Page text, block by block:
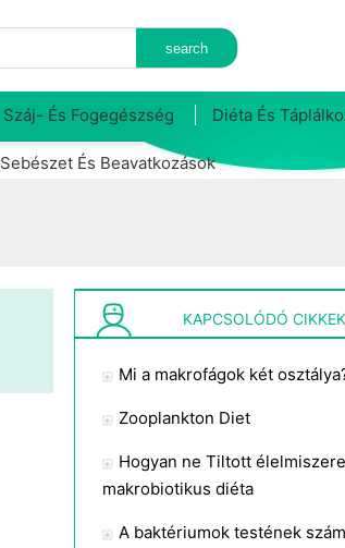
Száj- És Fogegészség Diéta És
Sebészet És Beavatkozások
KAPCSOLÓDÓ CIKKEK
Mi a makrofágok két
Zooplankton Diet
Hogyan ne Tiltott
makrobiotikus diéta
A baktériumok testének